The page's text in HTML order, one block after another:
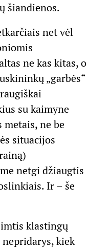
šiandienos.
net vėl
ne kas kitas, o
„garbės“
su kaimyne
metais, ne be
situacijos
netgi džiaugtis
Ir – še
klastingų
kiek